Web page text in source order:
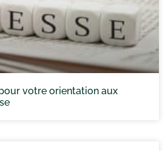
votre orientation aux